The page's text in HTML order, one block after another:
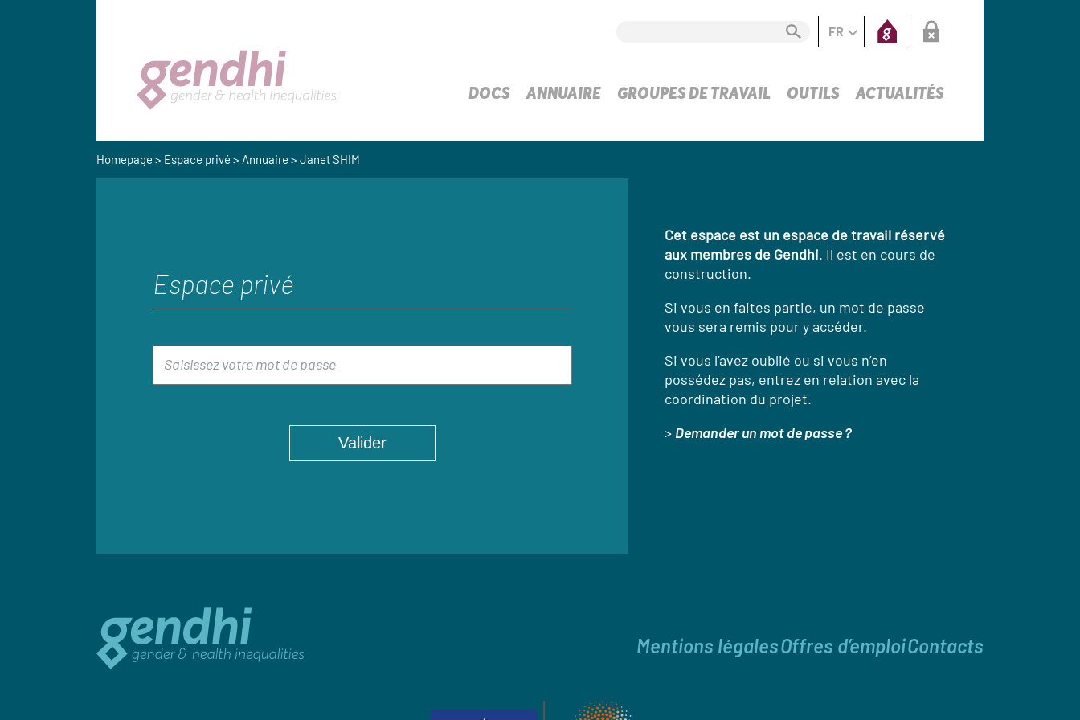
FR
DOCS ANNUAIRE GROUPES DE TRAVAIL OUTILS ACTUALITÉS
Homepage > Espace privé > Annuaire > Janet SHIM
Espace privé
Cet espace est un espace de travail réservé
aux membres de Gendhi. Il est en cours de
construction.
Si vous en faites partie, un mot de passe
vous sera remis pour y accéder.
Si vous l’avez oublié ou si vous n’en
possédez pas, entrez en relation avec la
coordination du projet.
> Demander un mot de passe ?
Mentions légalesOffres d’emploiContacts